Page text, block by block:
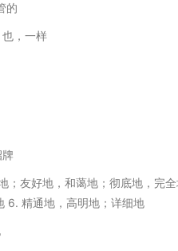
的
，一样
；友好地，和蔼地；彻底地，完
6. 精通地，高明地；详细地